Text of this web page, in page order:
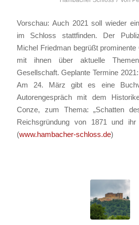
Vorschau: Auch 2021 soll wieder
im Schloss stattfinden. Der
Michel Friedman begrüßt
mit ihnen über aktuelle
Gesellschaft. Geplante Termine
Am 24. März gibt es eine
Autorengespräch mit dem
Conze, zum Thema: „Schatten
Reichsgründung von 1871 und ihr
(www.hambacher-schloss.de)